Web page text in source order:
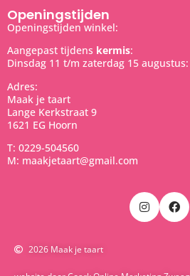
Openingstijden
Openingstijden winkel:
Aangepast tijdens kermis:
Dinsdag 11 t/m zaterdag 15
Adres:
Maak je taart
Lange Kerkstraat 9
1621 EG Hoorn
T: 0229-504560
M: maakjetaart@gmail.com
2026 Maak je taart